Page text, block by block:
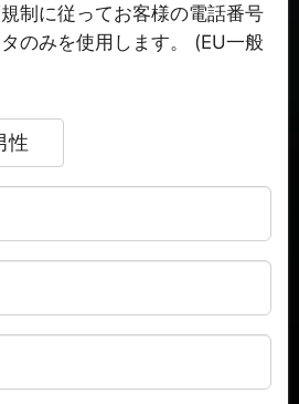
制に従ってお客様の電話番号
のみを使用します。 (EU一般
性